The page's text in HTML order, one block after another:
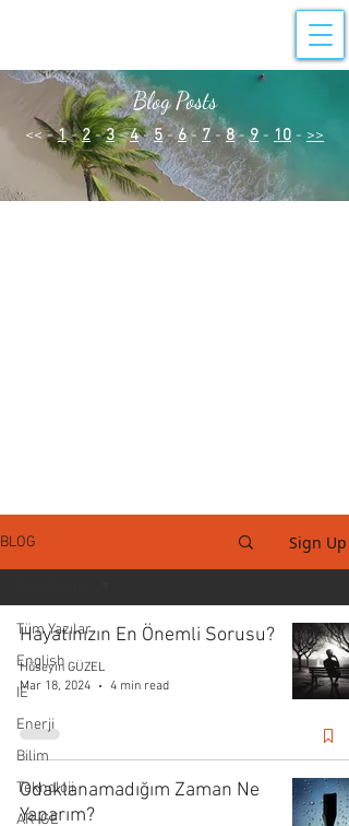
Blog Posts
<< - 1 - 2-3 -4 -5-6- 7 -8 - 9 - 10 - >>
BLOG Sign Up
Tüm Yazılar
English
IE
Enerji
Bilim
Teknoloji
AR-GE
Hayatınızın En Önemli Sorusu?
Hüseyin GÜZEL
Mar 18, 2024
4 min read
Odaklanamadığım Zaman Ne
Yaparım?